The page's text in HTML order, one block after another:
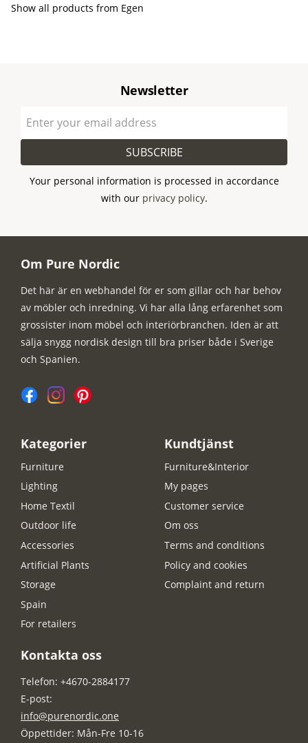
Show all products from Egen
Newsletter
SUBSCRIBE
Your personal information is processed in accordance
with our privacy policy.
Om Pure Nordic
Det här är en webhandel för er som gillar och har behov
av möbler och inredning. Vi har alla lång erfarenhet som
grossister inom möbel och interiörbranchen. Iden är att
sälja snygg nordisk design till bra priser både i Sverige
och Spanien.
Kategorier
Furniture
Lighting
Home Textil
Outdoor life
Accessories
Artificial Plants
Storage
Spain
For retailers
Kundtjänst
Furniture&Interior
My pages
Customer service
Om oss
Terms and conditions
Policy and cookies
Complaint and return
Kontakta oss
Telefon: +4670-2884177
E-post:
info@purenordic.one
Öppettider: Mån-Fre 10-16